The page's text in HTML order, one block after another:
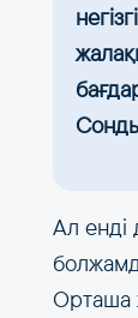
Ал енді
Орташа